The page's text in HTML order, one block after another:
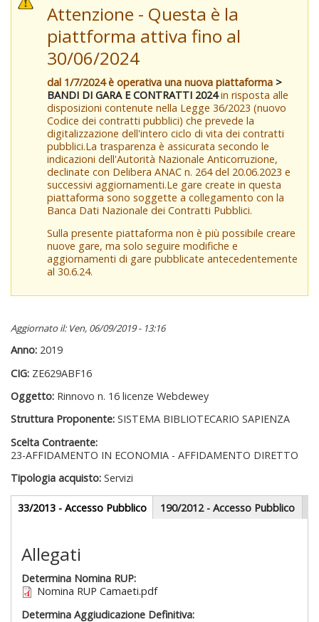
Attenzione - Questa è la
piattforma attiva fino al
30/06/2024
dal 1/7/2024 è operativa una nuova piattaforma >
BANDI DI GARA E CONTRATTI 2024in risposta alle
disposizioni contenute nella Legge 36/2023 (nuovo
Codice dei contratti pubblici) che prevede la
digitalizzazione dell'intero ciclo di vita dei contratti
pubblici.La trasparenza è assicurata secondo le
indicazioni dell'Autorità Nazionale Anticorruzione,
declinate con Delibera ANAC n. 264 del 20.06.2023 e
successivi aggiornamenti.Le gare create in questa
piattaforma sono soggette a collegamento con la
Banca Dati Nazionale dei Contratti Pubblici.
Sulla presente piattaforma non è più possibile creare
nuove gare, ma solo seguire modifiche e
aggiornamenti di gare pubblicate antecedentemente
al 30.6.24.
Aggiornato il: Ven, 06/09/2019 - 13:16
Anno: 2019
CIG: ZE629ABF16
Oggetto: Rinnovo n. 16 licenze Webdewey
Struttura Proponente: SISTEMA BIBLIOTECARIO SAPIENZA
Scelta Contraente:
23-AFFIDAMENTO IN ECONOMIA - AFFIDAMENTO DIRETTO
Tipologia acquisto: Servizi
Gare appalti
33/2013 - Accesso Pubblico(scheda
attiva)
190/2012 - Accesso Pubblico
Sezione redazionale
Allegati
Determina Nomina RUP:
Nomina RUP Camaeti.pdf
Determina Aggiudicazione Definitiva: